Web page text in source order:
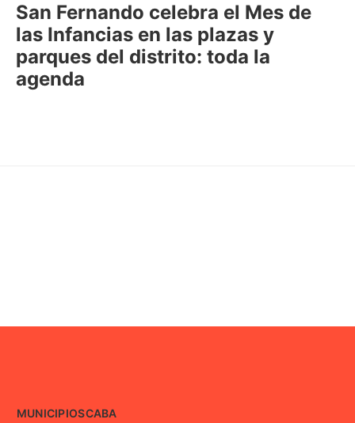
San Fernando celebra el Mes de
las Infancias en las plazas y
parques del distrito: toda la
agenda
MUNICIPIOSCABA